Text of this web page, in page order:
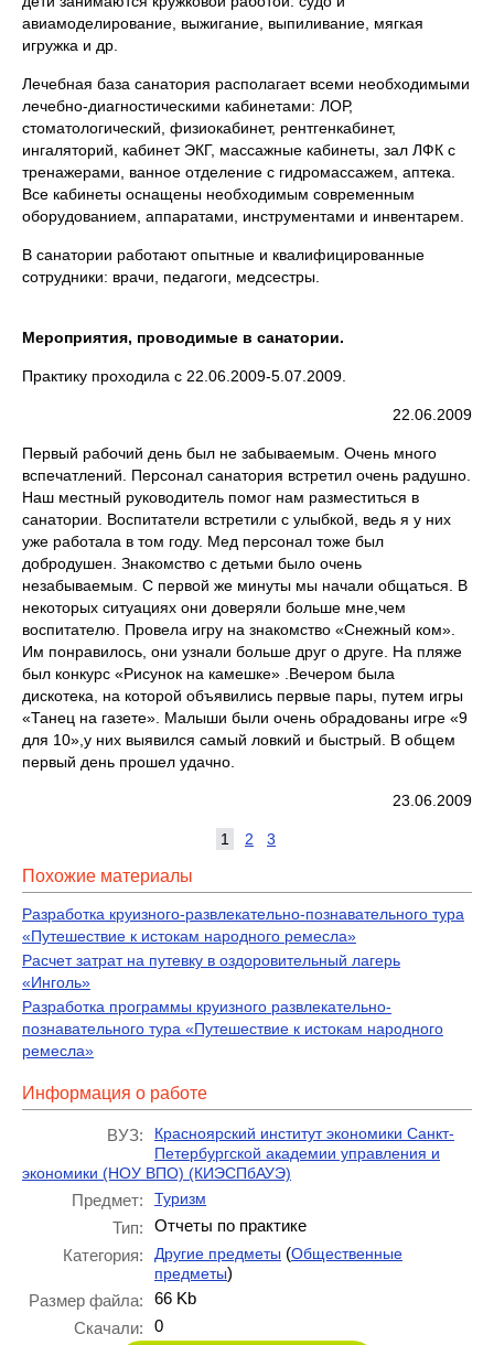
авиамоделирование, выжигание, выпиливание, мягкая
игружка и др.
Лечебная база санатория располагает всеми необходимыми
лечебно-диагностическими кабинетами: ЛОР,
стоматологический, физиокабинет, рентгенкабинет,
ингаляторий, кабинет ЭКГ, массажные кабинеты, зал ЛФК с
тренажерами, ванное отделение с гидромассажем, аптека.
Все кабинеты оснащены необходимым современным
оборудованием, аппаратами, инструментами и инвентарем.
В санатории работают опытные и квалифицированные
сотрудники: врачи, педагоги, медсестры.
Мероприятия, проводимые в санатории.
Практику проходила с 22.06.2009-5.07.2009.
22.06.2009
Первый рабочий день был не забываемым. Очень много
вспечатлений. Персонал санатория встретил очень радушно.
Наш местный руководитель помог нам разместиться в
санатории. Воспитатели встретили с улыбкой, ведь я у них
уже работала в том году. Мед персонал тоже был
добродушен. Знакомство с детьми было очень
незабываемым. С первой же минуты мы начали общаться. В
некоторых ситуациях они доверяли больше мне,чем
воспитателю. Провела игру на знакомство «Снежный ком».
Им понравилось, они узнали больше друг о друге. На пляже
был конкурс «Рисунок на камешке» .Вечером была
дискотека, на которой объявились первые пары, путем игры
«Танец на газете». Малыши были очень обрадованы игре «9
для 10»,у них выявился самый ловкий и быстрый. В общем
первый день прошел удачно.
23.06.2009
1 2 3
Похожие материалы
Разработка круизного-развлекательно-познавательного тура
«Путешествие к истокам народного ремесла»
Расчет затрат на путевку в оздоровительный лагерь
«Инголь»
Разработка программы круизного развлекательно-
познавательного тура «Путешествие к истокам народного
ремесла»
Информация о работе
ВУЗ:
Красноярский институт экономики Санкт-
Петербургской академии управления и
экономики (НОУ ВПО) (КИЭСПбАУЭ)
Предмет: Туризм
Тип:
Отчеты по практике
Категория:
Другие предметы (Общественные
предметы)
Размер файла:
66 Kb
Скачали:
0